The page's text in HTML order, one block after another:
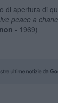
di apertura di
peace a
- 1969)